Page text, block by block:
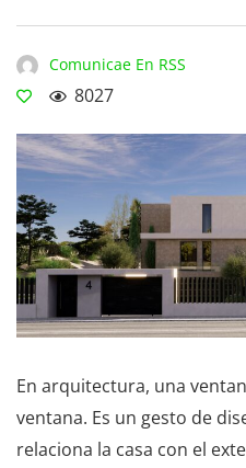
Comunicae En RSS
8027
En arquitectura, una
ventana. Es un gesto de
relaciona la casa con el